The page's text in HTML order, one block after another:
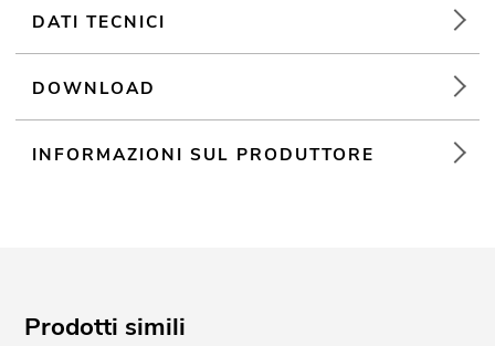
DATI TECNICI
DOWNLOAD
INFORMAZIONI SUL PRODUTTORE
Prodotti simili